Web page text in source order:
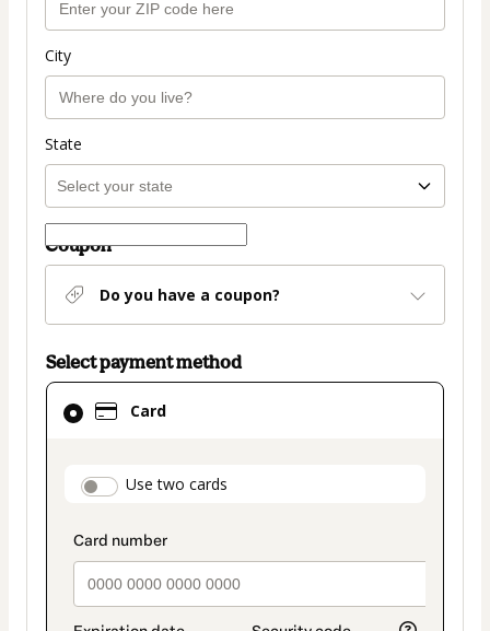
City
State
Coupon
Do you have a coupon?
Select payment method
Card
payment_data.section_title_v2
Use two cards
Card
selected
method